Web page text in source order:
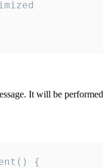
It will be performed
{